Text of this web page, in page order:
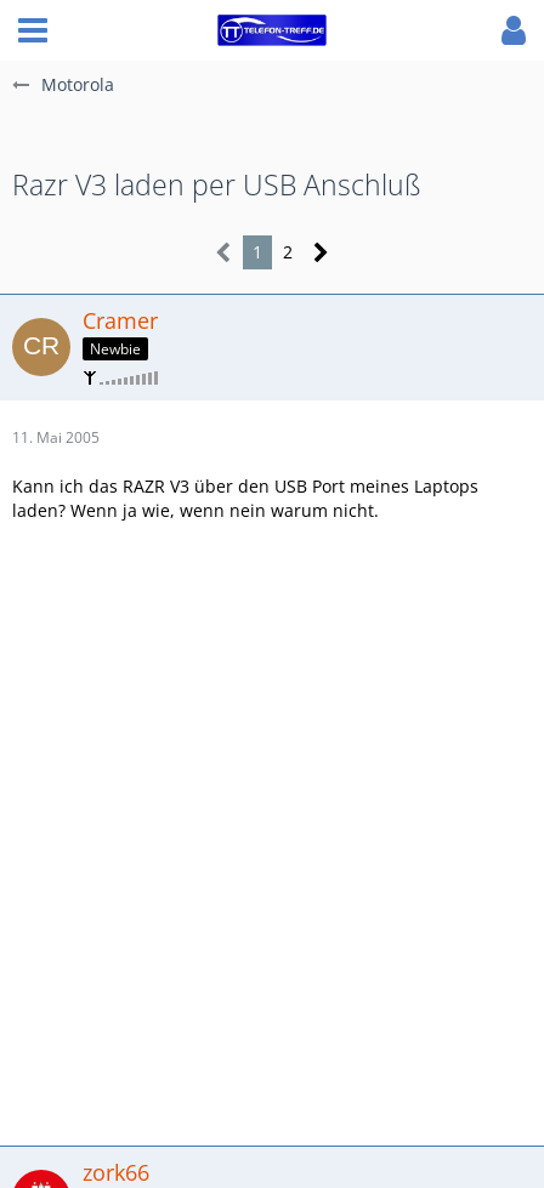
Motorola
Razr V3 laden per USB Anschluß
1 2
Cramer
Newbie
11. Mai 2005
Kann ich das RAZR V3 über den USB Port meines Laptops
laden? Wenn ja wie, wenn nein warum nicht.
zork66